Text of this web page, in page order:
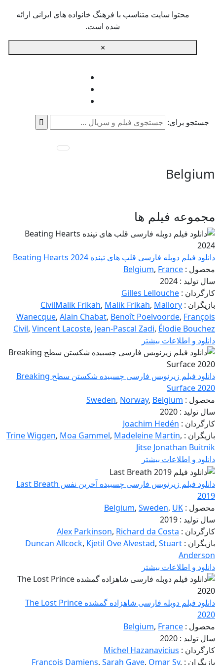
محتوا سایت متناسب با فرهنگ خانواده های ایرانی ارائه
شده است.
×
جستجو برای:
Belgium
مجموعه فیلم ها
دانلود فیلم دوبله فارسی قلب‌ های تپنده Beating Hearts 2024
محصول :
Belgium, France
سال تولید : 2024
کارگردان : Gilles Lellouche
بازیگران :
CivilMalik Frikah, Malik Frikah, Mallory
Wanecque, Alain Chabat, Benoît Poelvoorde, François
Civil, Vincent Lacoste, Jean-Pascal Zadi, Élodie Bouchez
دانلود و اطلاعات بیشتر
دانلود فیلم زیرنویس فارسی چسبیده شکستن سطح Breaking
Surface 2020
محصول :
Sweden, Norway, Belgium
سال تولید : 2020
کارگردان : Joachim Hedén
بازیگران :
Trine Wiggen, Moa Gammel, Madeleine Martin,
Jitse Jonathan Buitnik
دانلود و اطلاعات بیشتر
دانلود فیلم زیرنویس فارسی چسبیده آخرین نفس Last Breath
2019
محصول :
Belgium, Sweden, UK
سال تولید : 2019
کارگردان :
Alex Parkinson, Richard da Costa
بازیگران :
Duncan Allcock, Kjetil Ove Alvestad, Stuart
Anderson
دانلود و اطلاعات بیشتر
دانلود فیلم دوبله فارسی شاهزاده گمشده The Lost Prince
2020
محصول :
Belgium, France
سال تولید : 2020
کارگردان : Michel Hazanavicius
بازیگران :
François Damiens, Sarah Gaye, Omar Sy,